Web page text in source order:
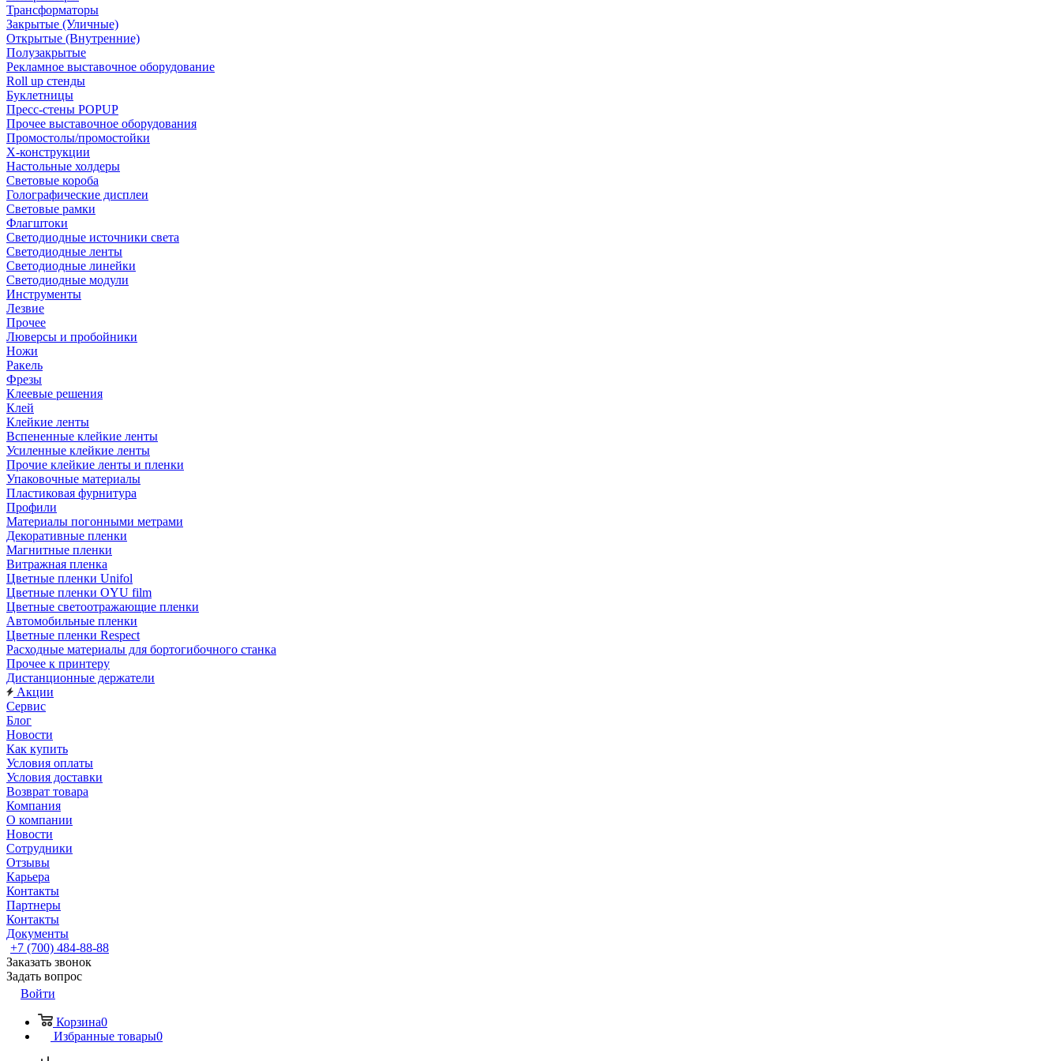
Трансформаторы
Закрытые (Уличные)
Открытые (Внутренние)
Полузакрытые
Рекламное выставочное оборудование
Roll up стенды
Буклетницы
Пресс-стены POPUP
Прочее выставочное оборудования
Промостолы/промостойки
Х-конструкции
Настольные холдеры
Световые короба
Голографические дисплеи
Световые рамки
Флагштоки
Светодиодные источники света
Светодиодные ленты
Светодиодные линейки
Светодиодные модули
Инструменты
Лезвие
Прочее
Люверсы и пробойники
Ножи
Ракель
Фрезы
Клеевые решения
Клей
Клейкие ленты
Вспененные клейкие ленты
Усиленные клейкие ленты
Прочие клейкие ленты и пленки
Упаковочные материалы
Пластиковая фурнитура
Профили
Материалы погонными метрами
Декоративные пленки
Магнитные пленки
Витражная пленка
Цветные пленки Unifol
Цветные пленки OYU film
Цветные светоотражающие пленки
Автомобильные пленки
Цветные пленки Respect
Расходные материалы для бортогибочного станка
Прочее к принтеру
Дистанционные держатели
Акции
Сервис
Блог
Новости
Как купить
Условия оплаты
Условия доставки
Возврат товара
Компания
О компании
Новости
Сотрудники
Отзывы
Карьера
Контакты
Партнеры
Контакты
Документы
+7 (700) 484-88-88
Заказать звонок
Задать вопрос
Войти
Корзина0
Избранные товары0